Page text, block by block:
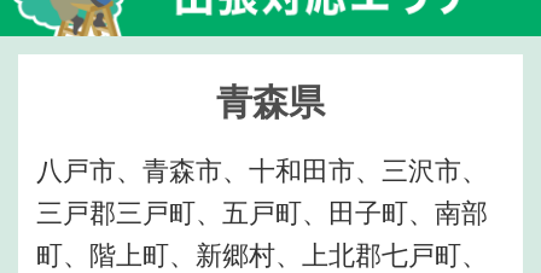
青森県
八戸市、青森市、十和田市、三沢市、
三戸郡三戸町、五戸町、田子町、南部
町、階上町、新郷村、上北郡七戸町、